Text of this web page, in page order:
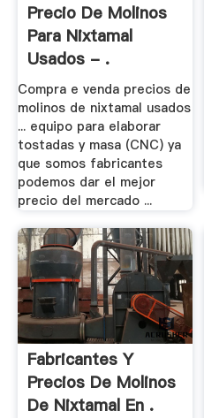
Precio De Molinos
Para Nixtamal
Usados - .
Compra e venda precios de
molinos de nixtamal usados
... equipo para elaborar
tostadas y masa (CNC) ya
que somos fabricantes
podemos dar el mejor
precio del mercado ...
Fabricantes Y
Precios De Molinos
De Nixtamal En .